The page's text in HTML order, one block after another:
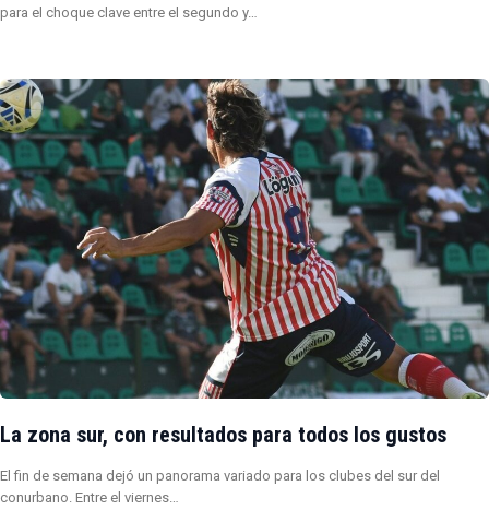
para el choque clave entre el segundo y…
La zona sur, con resultados para todos los gustos
El fin de semana dejó un panorama variado para los clubes del sur del
conurbano. Entre el viernes…